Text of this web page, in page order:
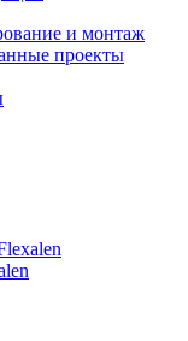
и монтаж
проекты